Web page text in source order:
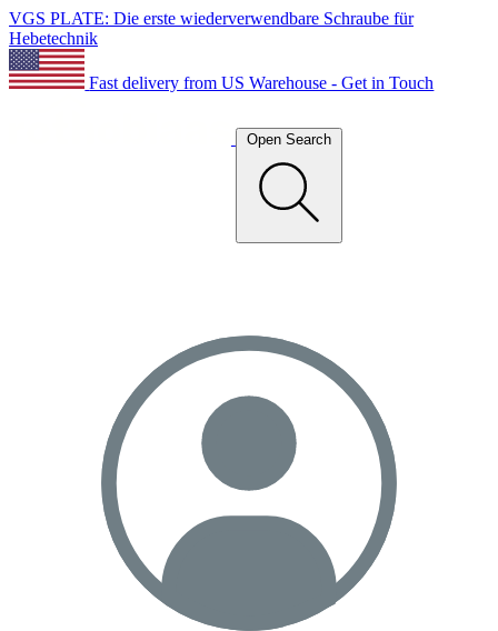
VGS PLATE: Die erste wiederverwendbare Schraube für
Hebetechnik
Fast delivery from US Warehouse - Get in Touch
Open Search